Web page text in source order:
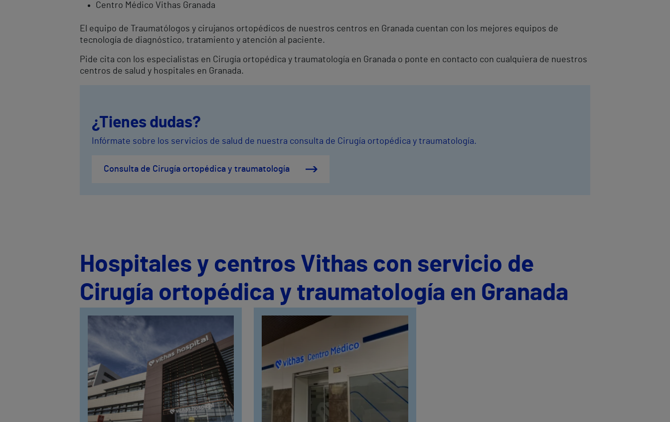
Centro Médico Vithas Granada
El equipo de Traumatólogos y cirujanos ortopédicos de nuestros centros en Granada cuentan con los mejores equipos de
tecnología de diagnóstico, tratamiento y atención al paciente.
Pide cita con los especialistas en Cirugía ortopédica y traumatología en Granada o ponte en contacto con cualquiera de nuestros
centros de salud y hospitales en Granada.
¿Tienes dudas?
Infórmate sobre los servicios de salud de nuestra consulta de Cirugía ortopédica y traumatología.
Consulta de Cirugía ortopédica y traumatología
Hospitales y centros Vithas con servicio de
Cirugía ortopédica y traumatología en Granada